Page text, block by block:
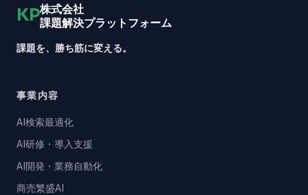
KP株式会社
課題解決プラットフォーム
課題を、勝ち筋に変える。
事業内容
AI検索最適化
AI研修・導入支援
AI開発・業務自動化
商売繁盛AI